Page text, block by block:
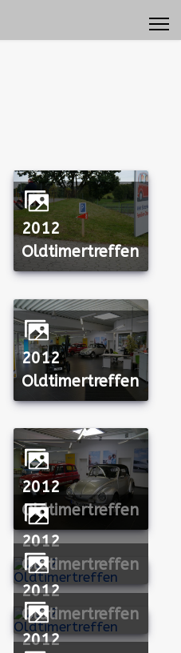
2012
Oldtimertreffen
2012
Oldtimertreffen
2012
Oldtimertreffen
2012
Oldtimertreffen
2012
Oldtimertreffen
2012